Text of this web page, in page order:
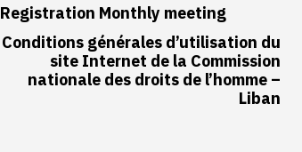
Registration Monthly meeting
Conditions générales d’utilisation du
site Internet de la Commission
nationale des droits de l’homme –
Liban